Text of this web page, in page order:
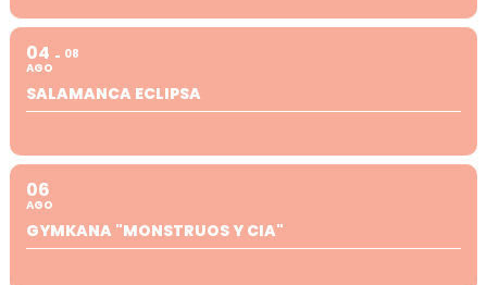
04
AGO
08
SALAMANCA ECLIPSA
06
AGO
GYMKANA "MONSTRUOS Y CIA"